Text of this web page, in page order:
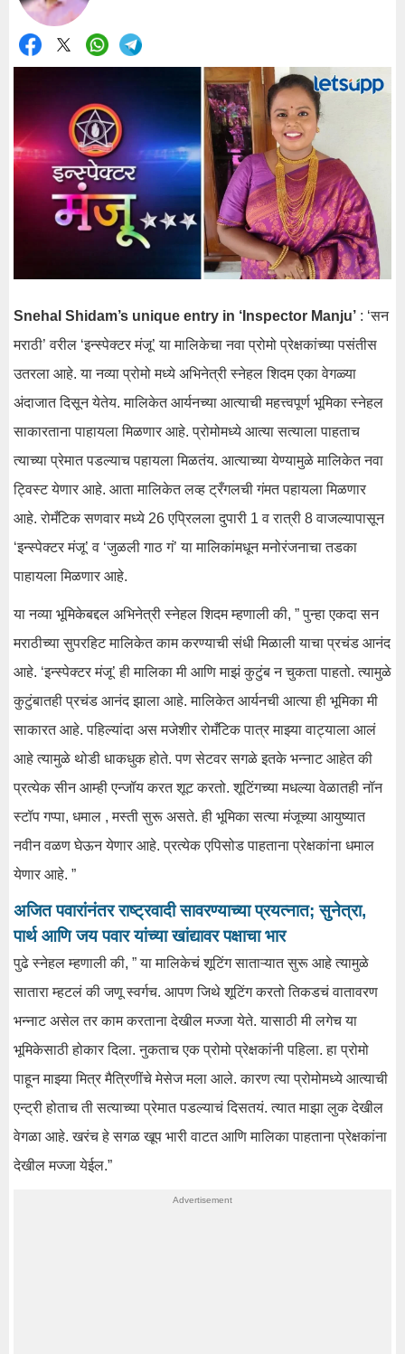
Snehal Shidam’s unique entry in ‘Inspector Manju’ : ‘सन
मराठी’ वरील ‘इन्स्पेक्टर मंजू’ या मालिकेचा नवा प्रोमो प्रेक्षकांच्या पसंतीस
उतरला आहे. या नव्या प्रोमो मध्ये अभिनेत्री स्नेहल शिदम एका वेगळ्या
अंदाजात दिसून येतेय. मालिकेत आर्यनच्या आत्याची महत्त्वपूर्ण भूमिका स्नेहल
साकारताना पाहायला मिळणार आहे. प्रोमोमध्ये आत्या सत्याला पाहताच
त्याच्या प्रेमात पडल्याच पहायला मिळतंय. आत्याच्या येण्यामुळे मालिकेत नवा
ट्विस्ट येणार आहे. आता मालिकेत लव्ह ट्रँगलची गंमत पहायला मिळणार
आहे. रोमँटिक सणवार मध्ये 26 एप्रिलला दुपारी 1 व रात्री 8 वाजल्यापासून
‘इन्स्पेक्टर मंजू’ व ‘जुळली गाठ गं’ या मालिकांमधून मनोरंजनाचा तडका
पाहायला मिळणार आहे.
या नव्या भूमिकेबद्दल अभिनेत्री स्नेहल शिदम म्हणाली की, ” पुन्हा एकदा सन
मराठीच्या सुपरहिट मालिकेत काम करण्याची संधी मिळाली याचा प्रचंड आनंद
आहे. ‘इन्स्पेक्टर मंजू’ ही मालिका मी आणि माझं कुटुंब न चुकता पाहतो. त्यामुळे
कुटुंबातही प्रचंड आनंद झाला आहे. मालिकेत आर्यनची आत्या ही भूमिका मी
साकारत आहे. पहिल्यांदा अस मजेशीर रोमँटिक पात्र माझ्या वाट्याला आलं
आहे त्यामुळे थोडी धाकधुक होते. पण सेटवर सगळे इतके भन्नाट आहेत की
प्रत्येक सीन आम्ही एन्जॉय करत शूट करतो. शूटिंगच्या मधल्या वेळातही नॉन
स्टॉप गप्पा, धमाल , मस्ती सुरू असते. ही भूमिका सत्या मंजूच्या आयुष्यात
नवीन वळण घेऊन येणार आहे. प्रत्येक एपिसोड पाहताना प्रेक्षकांना धमाल
येणार आहे. ”
अजित पवारांनंतर राष्ट्रवादी सावरण्याच्या प्रयत्नात; सुनेत्रा,
पार्थ आणि जय पवार यांच्या खांद्यावर पक्षाचा भार
पुढे स्नेहल म्हणाली की, ” या मालिकेचं शूटिंग साताऱ्यात सुरू आहे त्यामुळे
सातारा म्हटलं की जणू स्वर्गच. आपण जिथे शूटिंग करतो तिकडचं वातावरण
भन्नाट असेल तर काम करताना देखील मज्जा येते. यासाठी मी लगेच या
भूमिकेसाठी होकार दिला. नुकताच एक प्रोमो प्रेक्षकांनी पहिला. हा प्रोमो
पाहून माझ्या मित्र मैत्रिणींचे मेसेज मला आले. कारण त्या प्रोमोमध्ये आत्याची
एन्ट्री होताच ती सत्याच्या प्रेमात पडल्याचं दिसतयं. त्यात माझा लुक देखील
वेगळा आहे. खरंच हे सगळ खूप भारी वाटत आणि मालिका पाहताना प्रेक्षकांना
देखील मज्जा येईल.”